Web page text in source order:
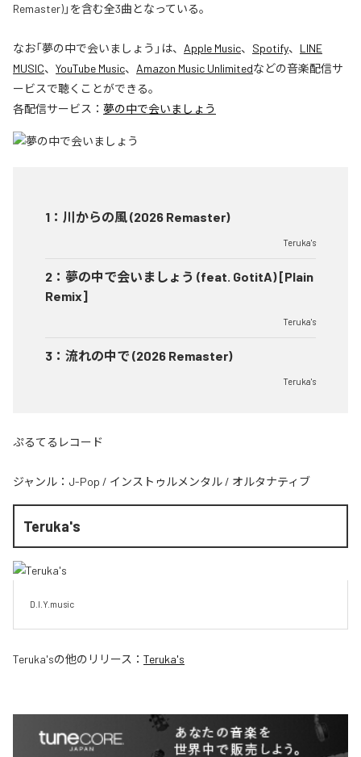
Remaster)」を含む全3曲となっている。
なお「夢の中で会いましょう 」は、 Apple Music、 Spotify、 LINE
MUSIC、 YouTube Music、 Amazon Music Unlimitedなどの音楽配信サ
ービスで聴くことができる。
各配信サービス： 夢の中で会いましょう
1 ： 川からの風 (2026 Remaster)
Teruka's
2 ： 夢の中で会いましょう (feat. GotitA) [Plain
Remix]
Teruka's
3 ： 流れの中で (2026 Remaster)
Teruka's
ぷるてるレコード
ジャンル： J-Pop / インストゥルメンタル / オルタナティブ
Teruka's
D.I.Y.music
Teruka'sの他のリリース： Teruka's